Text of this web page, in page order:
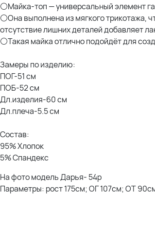
⚪Майка-топ — универсальный элемент
⚪Она выполнена из мягкого трикотажа,
отсутствие лишних деталей добавляет
⚪Такая майка отлично подойдёт для
Замеры по изделию:
ПОГ-51 см
ПОБ-52 см
Дл.изделия-60 см
Дл.плеча-5.5 см
Состав:
95% Хлопок
5% Спандекс
На фото модель Дарья- 54р
Параметры: рост 175см; ОГ 107см; ОТ